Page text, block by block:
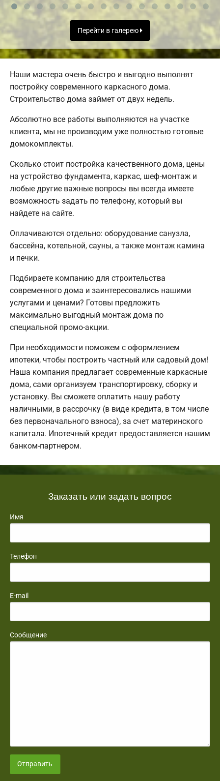
Перейти в галерею
Наши мастера очень быстро и выгодно выполнят
постройку современного каркасного дома.
Строительство дома займет от двух недель.
Абсолютно все работы выполняются на участке
клиента, мы не производим уже полностью готовые
домокомплекты.
Сколько стоит постройка качественного дома, цены
на устройство фундамента, каркас, шеф-монтаж и
любые другие важные вопросы вы всегда имеете
возможность задать по телефону, который вы
найдете на сайте.
Оплачиваются отдельно: оборудование санузла,
бассейна, котельной, сауны, а также монтаж камина
и печки.
Подбираете компанию для строительства
современного дома и заинтересовались нашими
услугами и ценами? Готовы предложить
максимально выгодный монтаж дома по
специальной промо-акции.
При необходимости поможем с оформлением
ипотеки, чтобы построить частный или садовый дом!
Наша компания предлагает современные каркасные
дома, сами организуем транспортировку, сборку и
установку. Вы сможете оплатить нашу работу
наличными, в рассрочку (в виде кредита, в том числе
без первоначального взноса), за счет материнского
капитала. Ипотечный кредит предоставляется нашим
банком-партнером.
Заказать или задать вопрос
Имя
Телефон
E-mail
Сообщение
Отправить